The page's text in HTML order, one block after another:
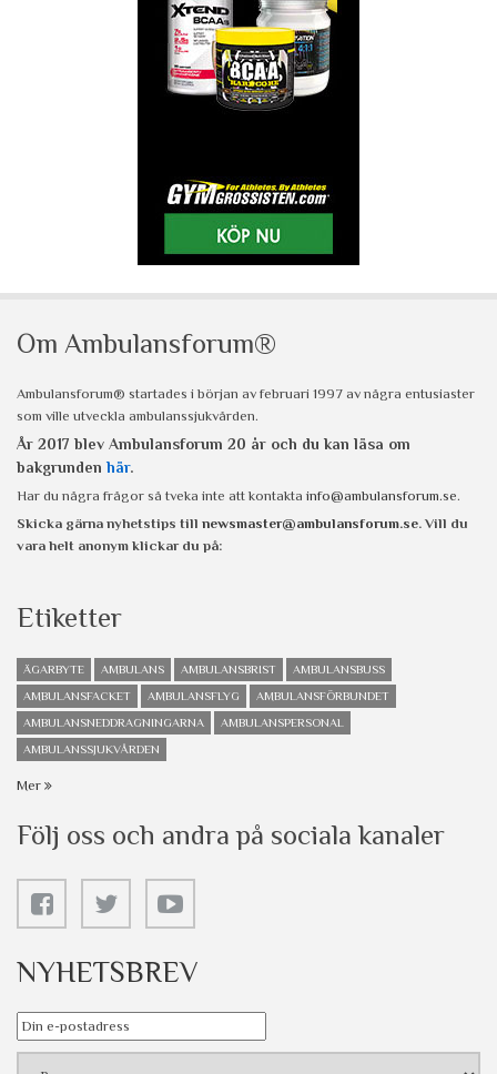
Om Ambulansforum®
Ambulansforum® startades i början av februari 1997 av några entusiaster
som ville utveckla ambulanssjukvården.
År 2017 blev Ambulansforum 20 år och du kan läsa om
bakgrunden här.
Har du några frågor så tveka inte att kontakta info@ambulansforum.se.
Skicka gärna nyhetstips till newsmaster@ambulansforum.se. Vill du
vara helt anonym klickar du på:
Etiketter
ÄGARBYTE AMBULANS AMBULANSBRIST
AMBULANSBUSS
AMBULANSFACKET
AMBULANSFLYG
AMBULANSFÖRBUNDET
AMBULANSNEDDRAGNINGARNA
AMBULANSPERSONAL
AMBULANSSJUKVÅRDEN
Mer
Följ oss och andra på sociala kanaler
NYHETSBREV